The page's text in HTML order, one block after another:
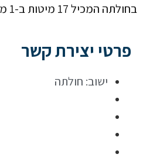
בחולתה המכיל 17 מיטות ב-1 מחלקות: מחלקה סיעודית
פרטי יצירת קשר
ישוב: חולתה